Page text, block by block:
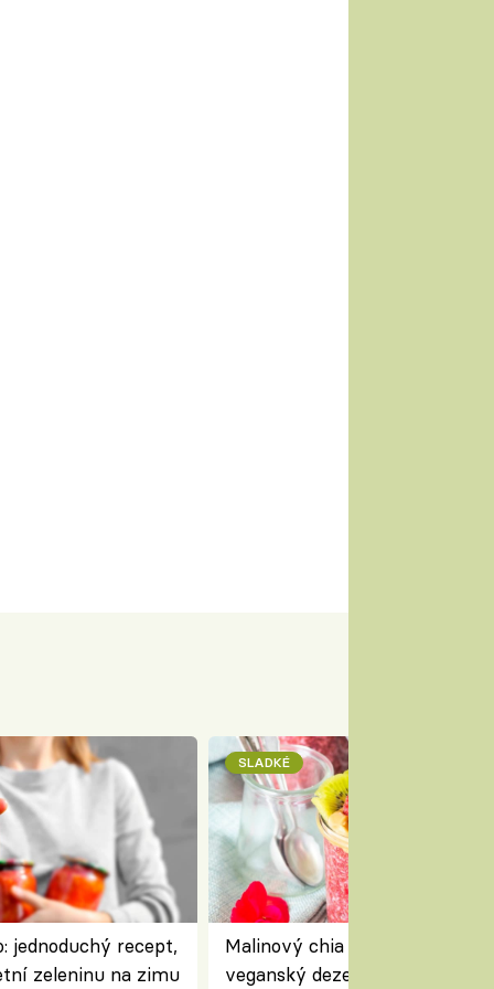
jednoduchý recept,
zeleninu na zimu
SLADKÉ
Malinový chia pudink s
veganský dezert plný ovoce a